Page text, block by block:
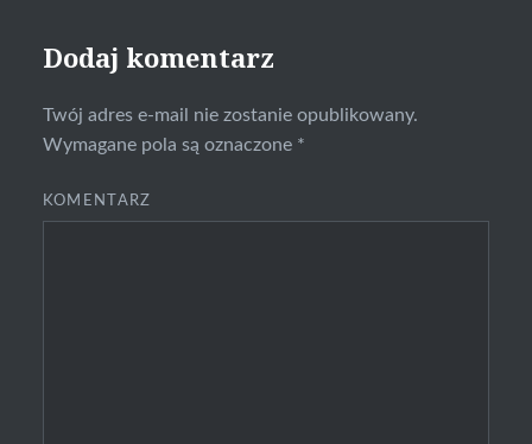
Dodaj komentarz
Twój adres e-mail nie zostanie opublikowany.
Wymagane pola są oznaczone *
KOMENTARZ